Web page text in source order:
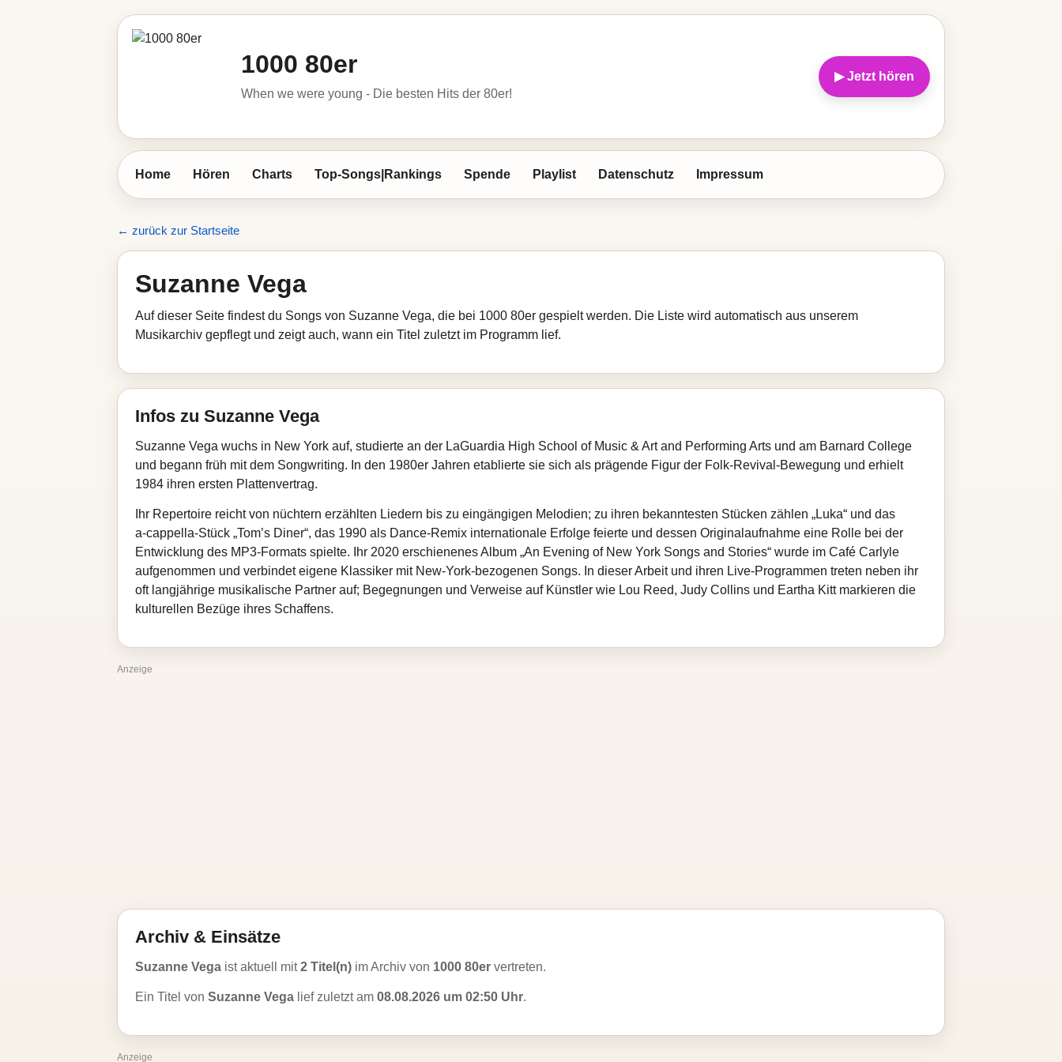
1000 80er
When we were young - Die besten Hits der 80er!
▶ Jetzt hören
Home Hören Charts Top-Songs|Rankings Spende Playlist Datenschutz Impressum
← zurück zur Startseite
Suzanne Vega
Auf dieser Seite findest du Songs von Suzanne Vega, die bei 1000 80er gespielt werden. Die Liste wird automatisch aus unserem
Musikarchiv gepflegt und zeigt auch, wann ein Titel zuletzt im Programm lief.
Infos zu Suzanne Vega
Suzanne Vega wuchs in New York auf, studierte an der LaGuardia High School of Music & Art and Performing Arts und am Barnard College
und begann früh mit dem Songwriting. In den 1980er Jahren etablierte sie sich als prägende Figur der Folk‑Revival‑Bewegung und erhielt
1984 ihren ersten Plattenvertrag.
Ihr Repertoire reicht von nüchtern erzählten Liedern bis zu eingängigen Melodien; zu ihren bekanntesten Stücken zählen „Luka“ und das
a‑cappella‑Stück „Tom’s Diner“, das 1990 als Dance‑Remix internationale Erfolge feierte und dessen Originalaufnahme eine Rolle bei der
Entwicklung des MP3‑Formats spielte. Ihr 2020 erschienenes Album „An Evening of New York Songs and Stories“ wurde im Café Carlyle
aufgenommen und verbindet eigene Klassiker mit New‑York‑bezogenen Songs. In dieser Arbeit und ihren Live‑Programmen treten neben ihr
oft langjährige musikalische Partner auf; Begegnungen und Verweise auf Künstler wie Lou Reed, Judy Collins und Eartha Kitt markieren die
kulturellen Bezüge ihres Schaffens.
Anzeige
Archiv & Einsätze
Suzanne Vega ist aktuell mit2 Titel(n) im Archiv von 1000 80er vertreten.
Ein Titel von Suzanne Vega lief zuletzt am 08.08.2026 um 02:50 Uhr.
Anzeige